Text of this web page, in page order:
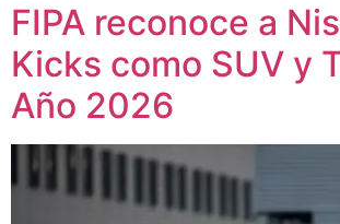
FIPA reconoce a
Kicks como SUV y
Año 2026